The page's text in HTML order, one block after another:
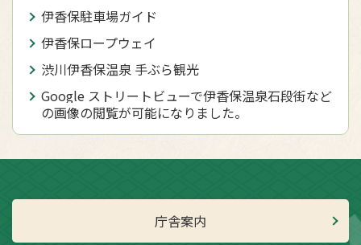
伊香保駐車場ガイド
伊香保ロープウェイ
渋川伊香保温泉 手ぶら観光
Google ストリートビューで伊香保温泉石段街など
の画像の閲覧が可能になりました。
庁舎案内